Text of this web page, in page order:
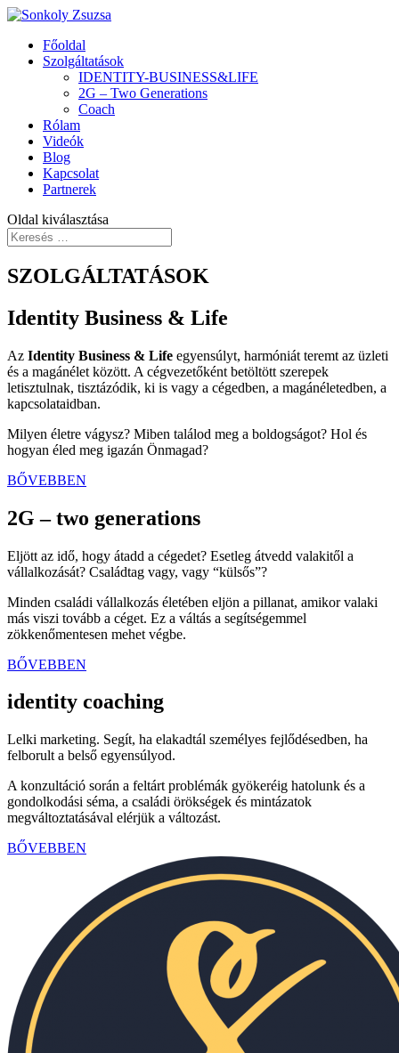
Főoldal
Szolgáltatások
IDENTITY-BUSINESS&LIFE
2G – Two Generations
Coach
Rólam
Videók
Blog
Kapcsolat
Partnerek
Oldal kiválasztása
SZOLGÁLTATÁSOK
Identity Business & Life
Az Identity Business & Life egyensúlyt, harmóniát teremt az üzleti
és a magánélet között. A cégvezetőként betöltött szerepek
letisztulnak, tisztázódik, ki is vagy a cégedben, a magánéletedben, a
kapcsolataidban.
Milyen életre vágysz? Miben találod meg a boldogságot? Hol és
hogyan éled meg igazán Önmagad?
BŐVEBBEN
2G – two generations
Eljött az idő, hogy átadd a cégedet? Esetleg átvedd valakitől a
vállalkozását? Családtag vagy, vagy “külsős”?
Minden családi vállalkozás életében eljön a pillanat, amikor valaki
más viszi tovább a céget. Ez a váltás a segítségemmel
zökkenőmentesen mehet végbe.
BŐVEBBEN
identity coaching
Lelki marketing. Segít, ha elakadtál személyes fejlődésedben, ha
felborult a belső egyensúlyod.
A konzultáció során a feltárt problémák gyökeréig hatolunk és a
gondolkodási séma, a családi örökségek és mintázatok
megváltoztatásával elérjük a változást.
BŐVEBBEN